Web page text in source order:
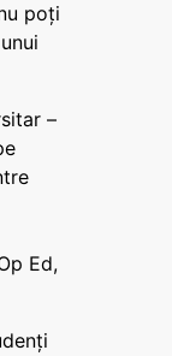
poți
–
Ed,